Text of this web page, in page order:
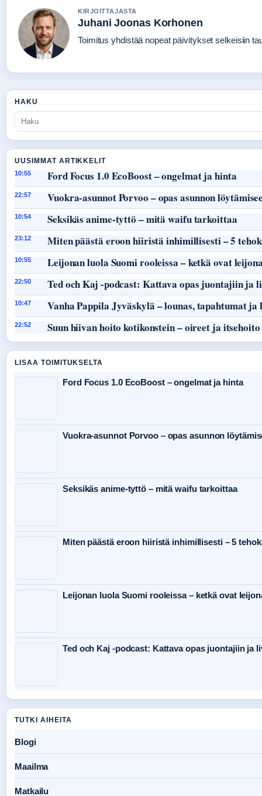
KIRJOITTAJASTA
Juhani Joonas Korhonen
Toimitus yhdistää nopeat päivitykset selkeisiin
HAKU
UUSIMMAT ARTIKKELIT
10:55 Ford Focus 1.0 EcoBoost – ongelmat ja hinta
22:57 Vuokra-asunnot Porvoo – opas asunnon
10:54 Seksikäs anime-tyttö – mitä waifu tarkoittaa
23:12 Miten päästä eroon hiiristä inhimillisesti – 5
10:55 Leijonan luola Suomi rooleissa – ketkä ovat
22:50 Ted och Kaj -podcast: Kattava opas juontajiin ja
10:47 Vanha Pappila Jyväskylä – lounas, tapahtumat
22:52 Suun hiivan hoito kotikonstein – oireet ja itsehoito
LISAA TOIMITUKSELTA
Ford Focus 1.0 EcoBoost – ongelmat ja hinta
Vuokra-asunnot Porvoo – opas asunnon
Seksikäs anime-tyttö – mitä waifu tarkoittaa
Miten päästä eroon hiiristä inhimillisesti – 5
Leijonan luola Suomi rooleissa – ketkä ovat
Ted och Kaj -podcast: Kattava opas juontajiin ja
TUTKI AIHEITA
Blogi
Maailma
Matkailu